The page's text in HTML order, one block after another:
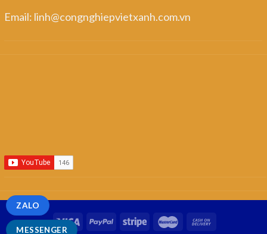
Email: linh@congnghiepvietxanh.com.vn
MESSENGER
ZALO